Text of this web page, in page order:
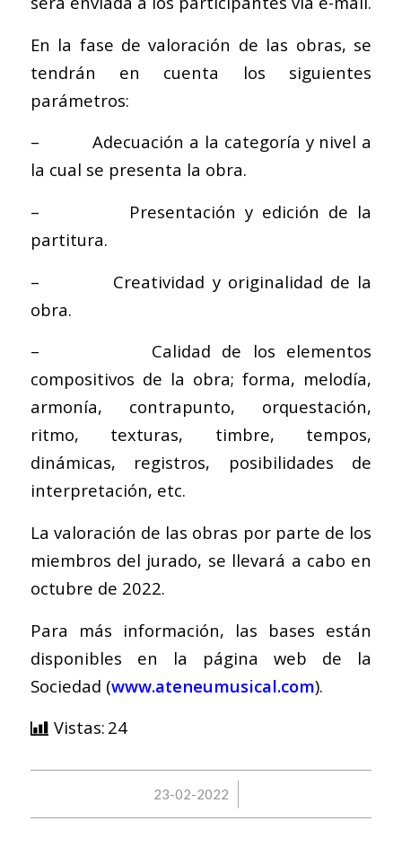
En la fase de valoración de las obras, se
tendrán en cuenta los siguientes
parámetros:
– Adecuación a la categoría y nivel a
la cual se presenta la obra.
– Presentación y edición de la
partitura.
– Creatividad y originalidad de la
obra.
– Calidad de los elementos
compositivos de la obra; forma, melodía,
armonía, contrapunto, orquestación,
ritmo, texturas, timbre, tempos,
dinámicas, registros, posibilidades de
interpretación, etc.
La valoración de las obras por parte de los
miembros del jurado, se llevará a cabo en
octubre de 2022.
Para más información, las bases están
disponibles en la página web de la
Sociedad (www.ateneumusical.com).
Vistas: 24
23-02-2022
/